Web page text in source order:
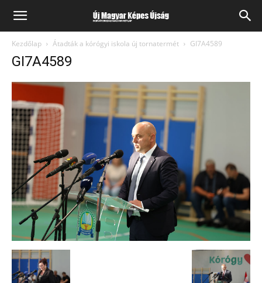
Kezdőlap Átadták a kórógyi iskola új tornatermét GI7A4589
GI7A4589